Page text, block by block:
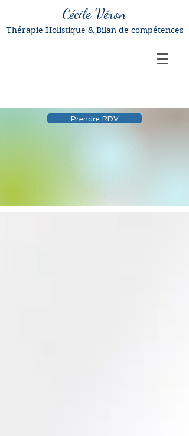
Cécile Véron
Thérapie Holistique & Bilan de compétences
Prendre RDV